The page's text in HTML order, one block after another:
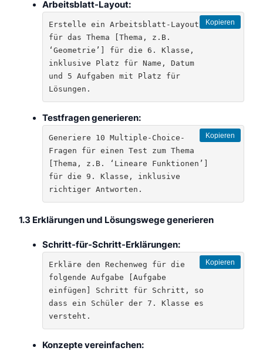
Arbeitsblatt-Layout:
Erstelle ein Arbeitsblatt-Layout
für das Thema [Thema, z.B.
‘Geometrie’] für die 6. Klasse,
inklusive Platz für Name, Datum
und 5 Aufgaben mit Platz für
Lösungen.
Kopieren
Testfragen generieren:
Generiere 10 Multiple-Choice-
Fragen für einen Test zum Thema
[Thema, z.B. ‘Lineare Funktionen’]
für die 9. Klasse, inklusive
richtiger Antworten.
Kopieren
1.3 Erklärungen und Lösungswege generieren
Schritt-für-Schritt-Erklärungen:
Erkläre den Rechenweg für die
folgende Aufgabe [Aufgabe
einfügen] Schritt für Schritt, so
dass ein Schüler der 7. Klasse es
versteht.
Kopieren
Konzepte vereinfachen: